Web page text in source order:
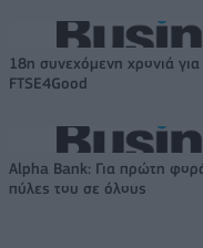
18η συνεχόμενη χρονιά
FTSE4Good
Alpha Bank: Για πρώτη
πύλες του σε όλους